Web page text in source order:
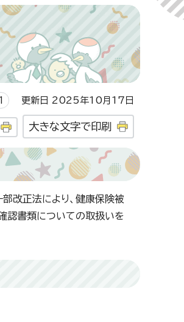
更新日 2025年10月17日
大きな文字で印刷
改正法により、健康保険被
認書類についての取扱いを